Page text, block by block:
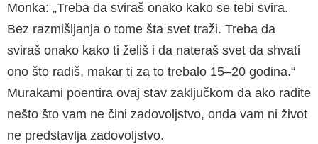
Monka: „Treba da sviraš onako kako se tebi svira.
Bez razmišljanja o tome šta svet traži. Treba da
sviraš onako kako ti želiš i da nateraš svet da shvati
ono što radiš, makar ti za to trebalo 15–20 godina.“
Murakami poentira ovaj stav zaključkom da ako radite
nešto što vam ne čini zadovoljstvo, onda vam ni život
ne predstavlja zadovoljstvo.